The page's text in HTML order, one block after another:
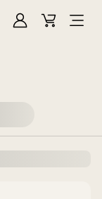
EntrarCarrinhoOpen